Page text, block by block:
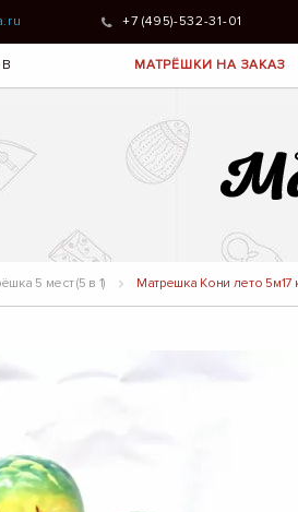
+7 (495)-532-31-01
МАТРЁШКИ НА ЗАКАЗ
5 мест (5 в 1) Матрешка Кони лето 5м17